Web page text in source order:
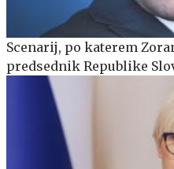
Scenarij, po katerem
predsednik Republike